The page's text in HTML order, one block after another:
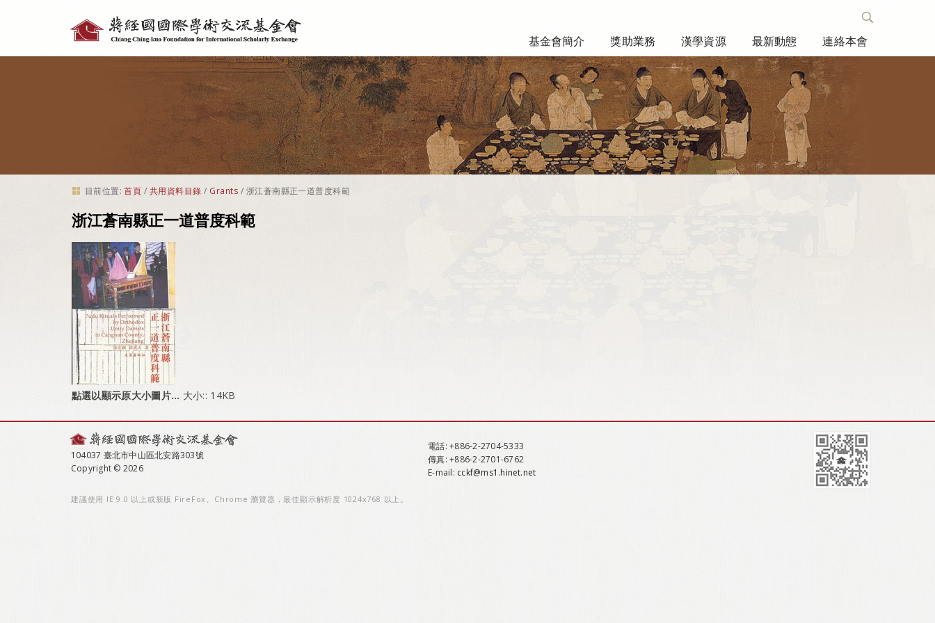
具
基金會簡介 獎助業務 漢學資源 最新動態 連絡本會
目前位置: 首頁 / 共用資料目錄 / Grants / 浙江蒼南縣正一道普度科範
浙江蒼南縣正一道普度科範
點選以顯示原大小圖片… 大小:: 14KB
104037 臺北市中山區北安路303號
Copyright © 2026
電話: +886-2-2704-5333
傳真: +886-2-2701-6762
E-mail: cckf@ms1.hinet.net
建議使用 IE 9.0 以上或新版 FireFox、Chrome 瀏覽器，最佳顯示解析度 1024x768 以上。